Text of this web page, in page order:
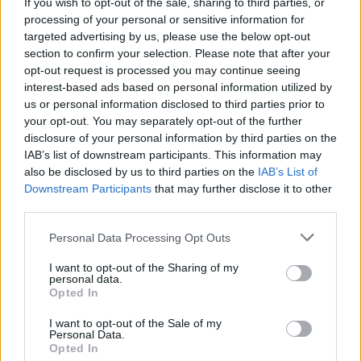
processing of your personal or sensitive information for
targeted advertising by us, please use the below opt-out
section to confirm your selection. Please note that after your
opt-out request is processed you may continue seeing
interest-based ads based on personal information utilized by
us or personal information disclosed to third parties prior to
your opt-out. You may separately opt-out of the further
disclosure of your personal information by third parties on the
IAB’s list of downstream participants. This information may
also be disclosed by us to third parties on the IAB’s List of
Downstream Participants that may further disclose it to other
Personal Data Processing Opt Outs
I want to opt-out of the Sharing of my
personal data.
Opted In
I want to opt-out of the Sale of my
Personal Data.
Opted In
Pas 83 vitesh në detin
Jon, gjendet thuajse e
paprekur anija e rrallë
gjermane LS 6
Nxehtësia ekstreme në
Europë po grabit gjumin,
65% e popullsisë raporton
mbi 3 orë pagjumësi në
natë
41.2°C në Bad Deutsch-
ndalohet kontakti me